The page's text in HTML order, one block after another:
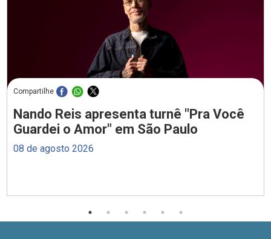
Compartilhe
Nando Reis apresenta turnê "Pra Você
Guardei o Amor" em São Paulo
08 de agosto 2026